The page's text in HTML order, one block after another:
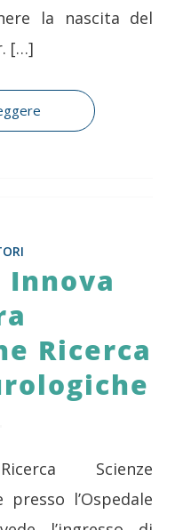
la nascita del
[…]
Innova
Ricerca
Scienze
l’Ospedale